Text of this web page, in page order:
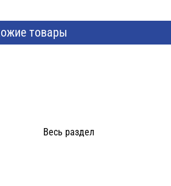
товары
Весь раздел